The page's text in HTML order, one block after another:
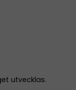
utvecklas.